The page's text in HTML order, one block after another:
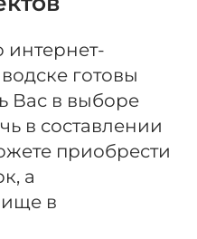
готовы
Вас в выборе
в составлении
приобрести
а
в